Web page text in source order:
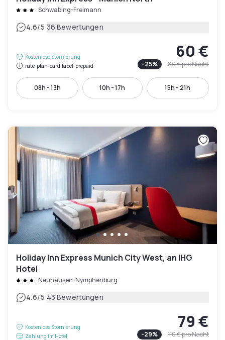
Schwabing-Freimann
4.6/5|36 Bewertungen
Kostenlose Stornierung
rate-plan-card.label-prepaid
60 €
-25% 80 €pro Nacht
08h - 13h 10h - 17h 15h - 21h
Holiday Inn Express Munich City West, an IHG
Hotel
Neuhausen-Nymphenburg
4.6/5|43 Bewertungen
Kostenlose Stornierung
Zahlung im Hotel
79 €
-29% 110 €pro Nacht